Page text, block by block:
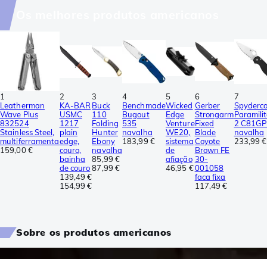
1
Leatherman
Wave Plus
832524
Stainless Steel,
multiferramenta
159,00 €
2
KA-BAR
USMC
1217
plain
edge,
couro,
bainha
de couro
139,49 €
154,99 €
3
Buck
110
Folding
Hunter
Ebony
navalha
85,99 €
87,99 €
4
Benchmade
Bugout
535
navalha
183,99 €
5
Wicked
Edge
Venture
WE20,
sistema
de
afiação
46,95 €
6
Gerber
Strongarm
Fixed
Blade
Coyote
Brown FE
30-
001058
faca fixa
117,49 €
7
2
navalha
233,99 €
Sobre os produtos americanos